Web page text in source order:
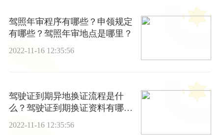
驾照年审程序有哪些？申领规定
有哪些？驾照年审地点是哪里？
2022-11-16 12:35:56
驾驶证到期异地换证流程是什
么？驾驶证到期换证资料有哪
些？
2022-11-16 12:35:56